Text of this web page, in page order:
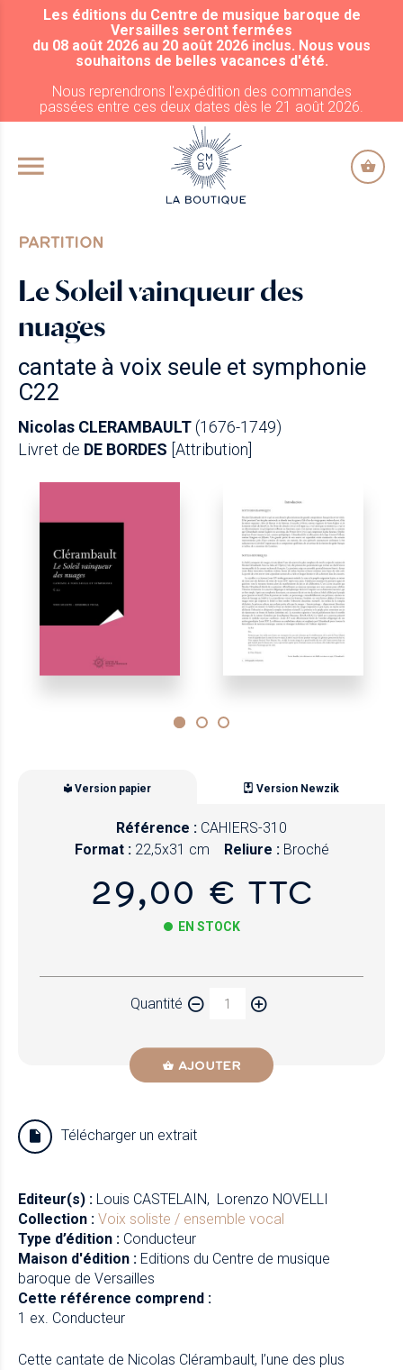
ALLER AU CONTENU PRINCIPAL
Les éditions du Centre de musique baroque de
Versailles seront fermées
du 08 août 2026 au 20 août 2026 inclus. Nous vous
souhaitons de belles vacances d'été.
Nous reprendrons l'expédition des commandes
passées entre ces deux dates dès le 21 août 2026.
PARTITION
Le Soleil vainqueur des
nuages
cantate à voix seule et symphonie
C22
Nicolas CLERAMBAULT(1676-1749)
Livret de DE BORDES [Attribution]
Version papier Version Newzik
Référence : CAHIERS-310
Format : 22,5x31 cm Reliure : Broché
29,00 € TTC
EN STOCK
Quantité
AJOUTER
Télécharger un extrait
Editeur(s) : Louis CASTELAIN
Lorenzo NOVELLI
Collection : Voix soliste / ensemble vocal
Type d’édition : Conducteur
Maison d'édition : Editions du Centre de musique
baroque de Versailles
Cette référence comprend :
1 ex. Conducteur
Cette cantate de Nicolas Clérambault, l’une des plus